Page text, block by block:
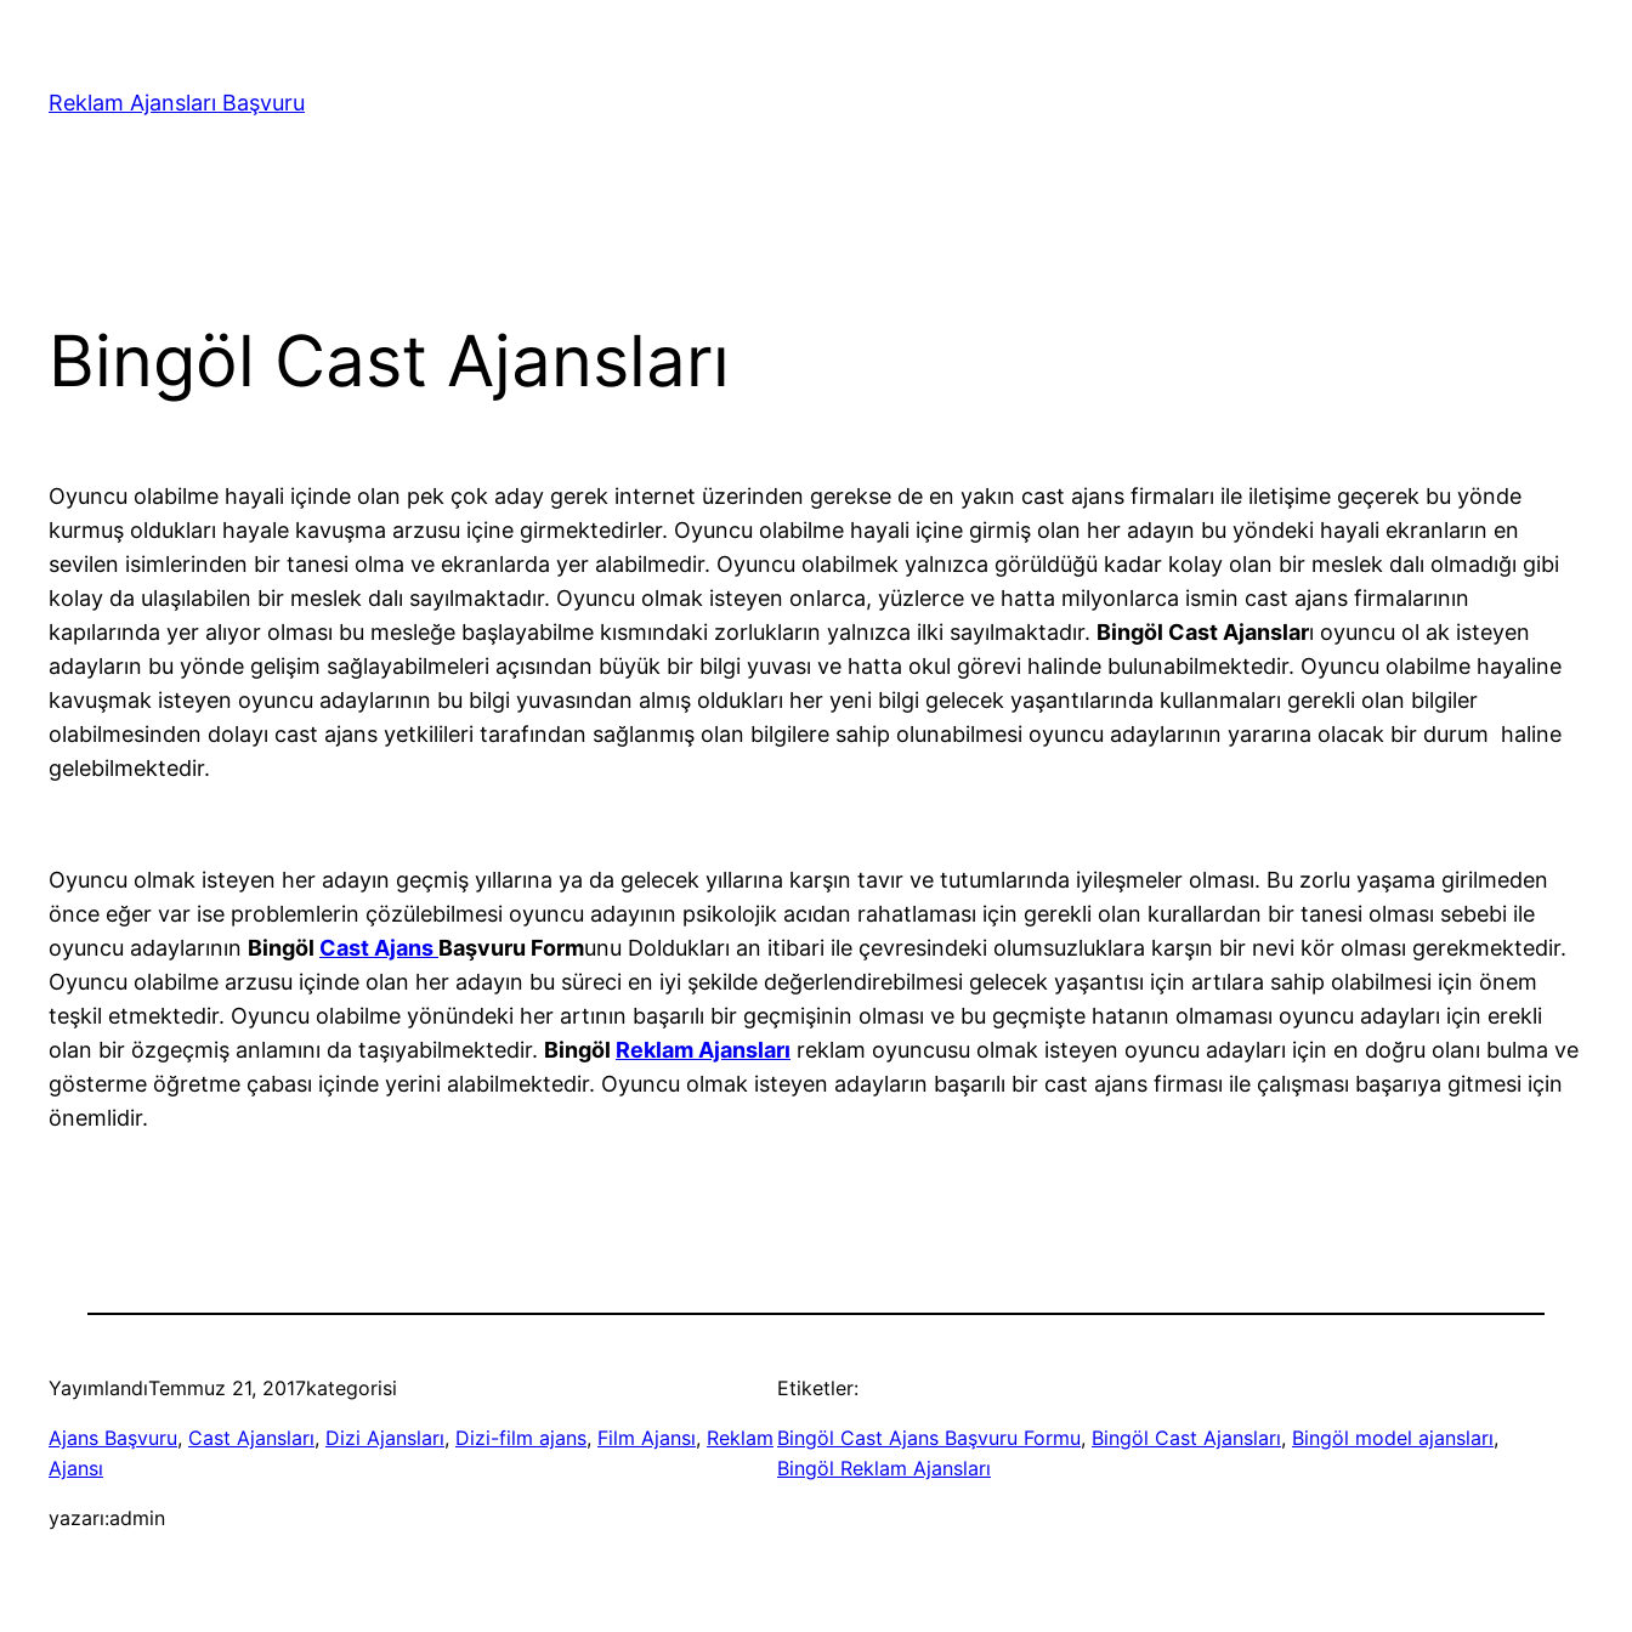
Reklam Ajansları Başvuru
Bingöl Cast Ajansları
Oyuncu olabilme hayali içinde olan pek çok aday gerek internet üzerinden gerekse de en yakın cast ajans firmaları ile iletişime geçerek bu yönde
kurmuş oldukları hayale kavuşma arzusu içine girmektedirler. Oyuncu olabilme hayali içine girmiş olan her adayın bu yöndeki hayali ekranların en
sevilen isimlerinden bir tanesi olma ve ekranlarda yer alabilmedir. Oyuncu olabilmek yalnızca görüldüğü kadar kolay olan bir meslek dalı olmadığı gibi
kolay da ulaşılabilen bir meslek dalı sayılmaktadır. Oyuncu olmak isteyen onlarca, yüzlerce ve hatta milyonlarca ismin cast ajans firmalarının
kapılarında yer alıyor olması bu mesleğe başlayabilme kısmındaki zorlukların yalnızca ilki sayılmaktadır. Bingöl Cast Ajansları oyuncu ol ak isteyen
adayların bu yönde gelişim sağlayabilmeleri açısından büyük bir bilgi yuvası ve hatta okul görevi halinde bulunabilmektedir. Oyuncu olabilme hayaline
kavuşmak isteyen oyuncu adaylarının bu bilgi yuvasından almış oldukları her yeni bilgi gelecek yaşantılarında kullanmaları gerekli olan bilgiler
olabilmesinden dolayı cast ajans yetkilileri tarafından sağlanmış olan bilgilere sahip olunabilmesi oyuncu adaylarının yararına olacak bir durum haline
gelebilmektedir.
Oyuncu olmak isteyen her adayın geçmiş yıllarına ya da gelecek yıllarına karşın tavır ve tutumlarında iyileşmeler olması. Bu zorlu yaşama girilmeden
önce eğer var ise problemlerin çözülebilmesi oyuncu adayının psikolojik acıdan rahatlaması için gerekli olan kurallardan bir tanesi olması sebebi ile
oyuncu adaylarının Bingöl Cast Ajans Başvuru Formunu Doldukları an itibari ile çevresindeki olumsuzluklara karşın bir nevi kör olması gerekmektedir.
Oyuncu olabilme arzusu içinde olan her adayın bu süreci en iyi şekilde değerlendirebilmesi gelecek yaşantısı için artılara sahip olabilmesi için önem
teşkil etmektedir. Oyuncu olabilme yönündeki her artının başarılı bir geçmişinin olması ve bu geçmişte hatanın olmaması oyuncu adayları için erekli
olan bir özgeçmiş anlamını da taşıyabilmektedir. Bingöl Reklam Ajansları reklam oyuncusu olmak isteyen oyuncu adayları için en doğru olanı bulma ve
gösterme öğretme çabası içinde yerini alabilmektedir. Oyuncu olmak isteyen adayların başarılı bir cast ajans firması ile çalışması başarıya gitmesi için
önemlidir.
YayımlandıTemmuz 21, 2017kategorisi
Ajans Başvuru, Cast Ajansları, Dizi Ajansları, Dizi-film ajans, Film Ajansı, Reklam
Ajansı
yazarı:admin
Etiketler:
Bingöl Cast Ajans Başvuru Formu, Bingöl Cast Ajansları, Bingöl model ajansları
Bingöl Reklam Ajansları